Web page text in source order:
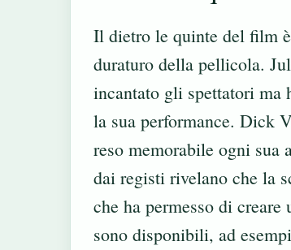
Il dietro le quinte del film
duraturo della pellicola.
incantato gli spettatori ma
la sua performance. Dick
reso memorabile ogni sua
dai registi rivelano che la
che ha permesso di
sono disponibili, ad